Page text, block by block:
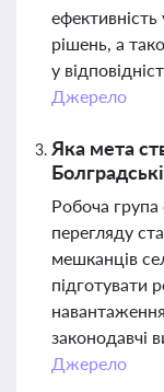
рішень, а
у
Джерело
Яка мета
Робоча
перегляду
мешканців
підготувати
законодавчі
Джерело